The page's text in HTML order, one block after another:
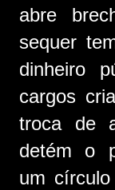
abre
sequer
dinheiro
cargos
troca de
detém o
um